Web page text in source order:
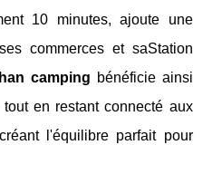
10 minutes, ajoute une
commerces et saStation
camping bénéficie ainsi
en restant connecté aux
l'équilibre parfait pour